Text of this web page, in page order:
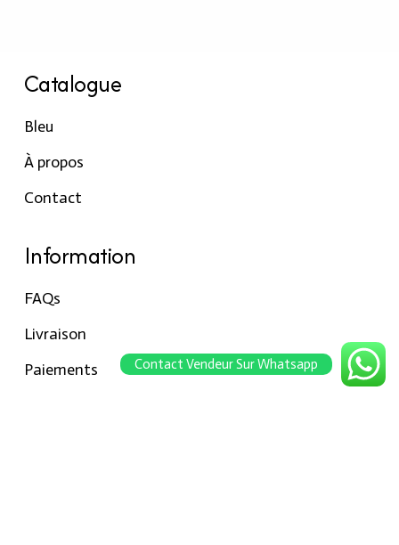
Catalogue
Bleu
À propos
Contact
Information
FAQs
Livraison
Paiements
Contact Vendeur Sur Whatsapp